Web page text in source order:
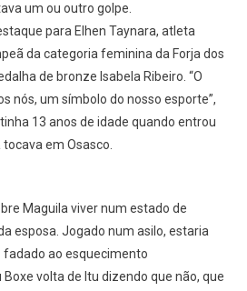
um ou outro golpe.
para Elhen Taynara, atleta
da categoria feminina da Forja dos
de bronze Isabela Ribeiro. “O
nós, um símbolo do nosso esporte”,
13 anos de idade quando entrou
em Osasco.
Maguila viver num estado de
esposa. Jogado num asilo, estaria
fadado ao esquecimento
volta de Itu dizendo que não, que